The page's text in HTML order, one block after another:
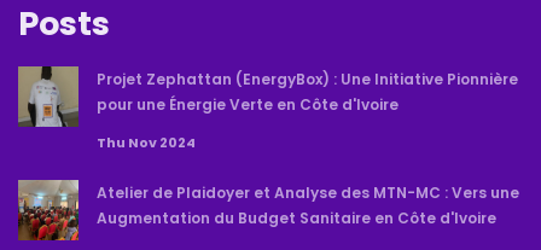
Posts
Projet Zephattan (EnergyBox) : Une Initiative Pionnière
pour une Énergie Verte en Côte d'Ivoire
Thu Nov 2024
Atelier de Plaidoyer et Analyse des MTN-MC : Vers une
Augmentation du Budget Sanitaire en Côte d'Ivoire